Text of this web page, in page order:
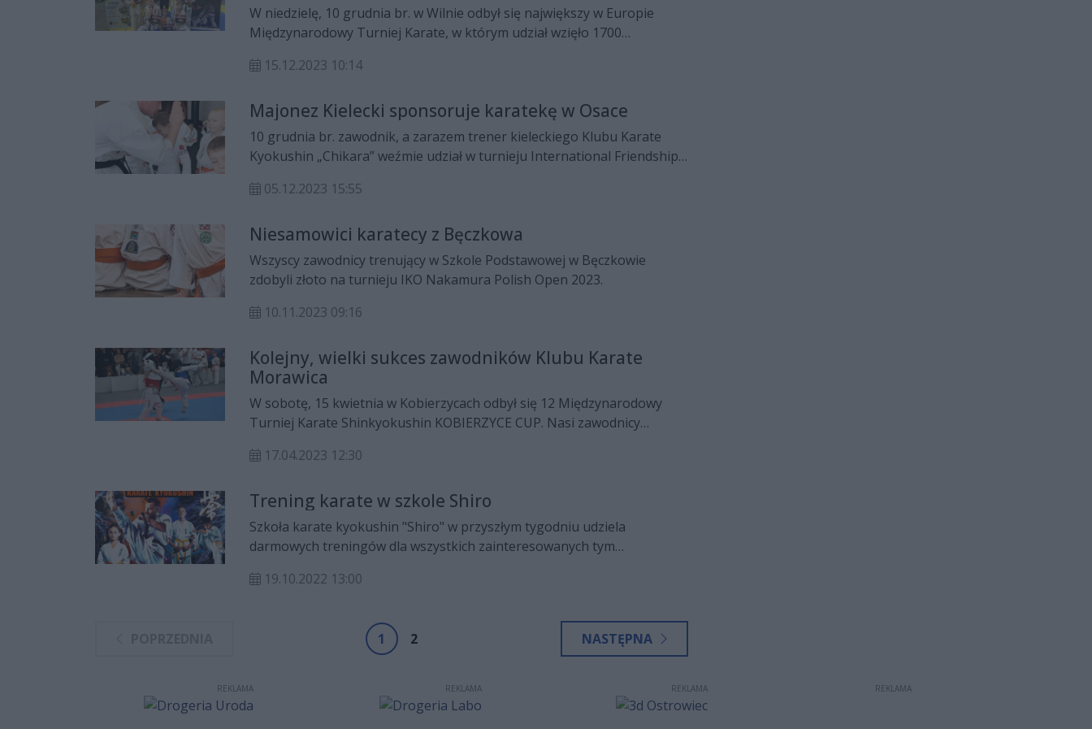
W niedzielę, 10 grudnia br. w Wilnie odbył się największy w Europie
Międzynarodowy Turniej Karate, w którym udział wzięło 1700
zdobyli łącznie 7 medali.
15.12.2023 10:14
Majonez Kielecki sponsoruje karatekę w Osace
10 grudnia br. zawodnik, a zarazem trener kieleckiego Klubu Karate
Kyokushin „Chikara” weźmie udział w turnieju International Friendship
Miszczyka podczas wspomnianych zawodów, powszechnie uznawanych
05.12.2023 15:55
Niesamowici karatecy z Bęczkowa
Wszyscy zawodnicy trenujący w Szkole Podstawowej w Bęczkowie
zdobyli złoto na turnieju IKO Nakamura Polish Open 2023.
10.11.2023 09:16
Kolejny, wielki sukces zawodników Klubu Karate
Morawica
W sobotę, 15 kwietnia w Kobierzycach odbył się 12 Międzynarodowy
Turniej Karate Shinkyokushin KOBIERZYCE CUP. Nasi zawodnicy
Pierwsze miejsce zdobyły Kinga Rabiej oraz Nadia Kubiec, drugie miejsce
trzecie Olga Kaczmarczyk, Olimpia Chrobak, Jan Guzy oraz Igor Lech.
17.04.2023 12:30
Trening karate w szkole Shiro
Szkoła karate kyokushin "Shiro" w przyszłym tygodniu udziela
darmowych treningów dla wszystkich zainteresowanych tym
19.10.2022 13:00
1 2 NASTĘPNA
REKLAMA REKLAMA REKLAMA REKLAMA